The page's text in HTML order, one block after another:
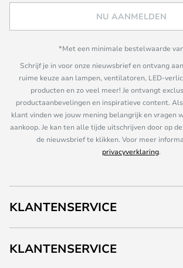
NU AANMELDEN
*Met een minimale bestelwaarde
Schrijf je in voor onze nieuwsbrief en ontvang
ruime keuze aan lampen, ventilatoren, LED-
producten en zo veel meer! Je ontvangt
productaanbevelingen en inspiratieve content.
klant vinden we jouw mening belangrijk en vragen
aankoop. Je kan ten alle tijde uitschrijven door op
de nieuwsbrief te klikken. Voor meer
privacyverklaring.
KLANTENSERVICE
KLANTENSERVICE